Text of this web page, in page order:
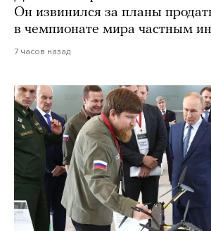
Он извинился за планы
в чемпионате мира частным
7 часов назад